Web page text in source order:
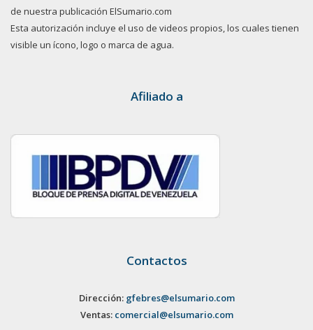
de nuestra publicación ElSumario.com
Esta autorización incluye el uso de videos propios, los cuales tienen
visible un ícono, logo o marca de agua.
Afiliado a
Contactos
Dirección: gfebres@elsumario.com
Ventas: comercial@elsumario.com